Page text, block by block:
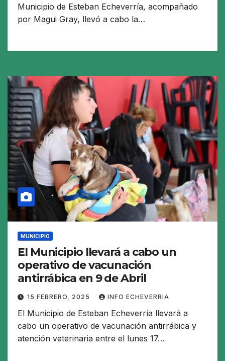
Municipio de Esteban Echeverría, acompañado
por Magui Gray, llevó a cabo la…
MUNICIPIO
El Municipio llevará a cabo un
operativo de vacunación
antirrábica en 9 de Abril
15 FEBRERO, 2025 INFO ECHEVERRIA
El Municipio de Esteban Echeverría llevará a
cabo un operativo de vacunación antirrábica y
atención veterinaria entre el lunes 17…